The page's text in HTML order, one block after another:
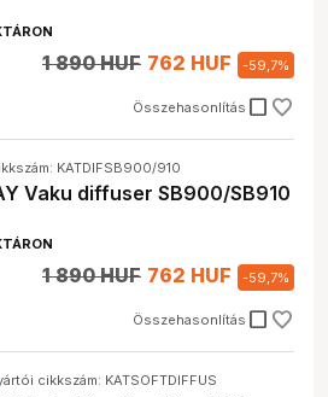
Összehasonlítás check_box_outline_blank
1 890 HUF 762 HUF -59,7%
KATDIFSB900/910
Vaku diffuser SB900/SB910
Összehasonlítás check_box_outline_blank
1 890 HUF 762 HUF -59,7%
cikkszám: KATSOFTDIFFUS